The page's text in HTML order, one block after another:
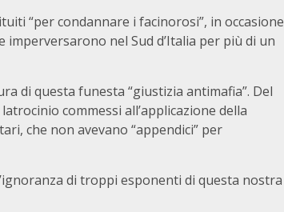
“per condannare i facinorosi”, in occasione
nel Sud d’Italia per più di un
di questa funesta “giustizia antimafia”. Del
commessi all’applicazione della
che non avevano “appendici” per
di troppi esponenti di questa nostra